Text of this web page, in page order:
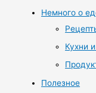
Немного о
Кухни
Полезное